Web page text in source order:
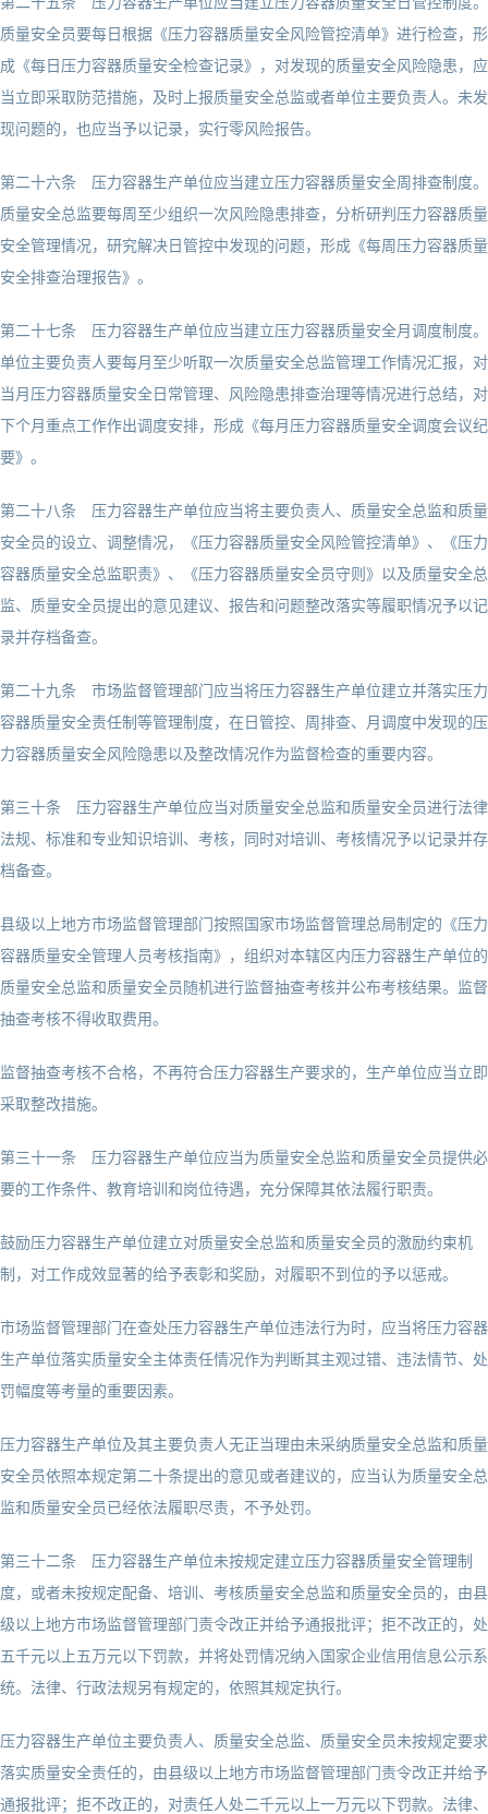
质量安全员要每日根据《压力容器质量安全风险管控清单》进行检查，形
成《每日压力容器质量安全检查记录》，对发现的质量安全风险隐患，应
当立即采取防范措施，及时上报质量安全总监或者单位主要负责人。未发
现问题的，也应当予以记录，实行零风险报告。
第二十六条 压力容器生产单位应当建立压力容器质量安全周排查制度。
质量安全总监要每周至少组织一次风险隐患排查，分析研判压力容器质量
安全管理情况，研究解决日管控中发现的问题，形成《每周压力容器质量
安全排查治理报告》。
第二十七条 压力容器生产单位应当建立压力容器质量安全月调度制度。
单位主要负责人要每月至少听取一次质量安全总监管理工作情况汇报，对
当月压力容器质量安全日常管理、风险隐患排查治理等情况进行总结，对
下个月重点工作作出调度安排，形成《每月压力容器质量安全调度会议纪
要》。
第二十八条 压力容器生产单位应当将主要负责人、质量安全总监和质量
安全员的设立、调整情况，《压力容器质量安全风险管控清单》、《压力
容器质量安全总监职责》、《压力容器质量安全员守则》以及质量安全总
监、质量安全员提出的意见建议、报告和问题整改落实等履职情况予以记
录并存档备查。
第二十九条 市场监督管理部门应当将压力容器生产单位建立并落实压力
容器质量安全责任制等管理制度，在日管控、周排查、月调度中发现的压
力容器质量安全风险隐患以及整改情况作为监督检查的重要内容。
第三十条 压力容器生产单位应当对质量安全总监和质量安全员进行法律
法规、标准和专业知识培训、考核，同时对培训、考核情况予以记录并存
档备查。
县级以上地方市场监督管理部门按照国家市场监督管理总局制定的《压力
容器质量安全管理人员考核指南》，组织对本辖区内压力容器生产单位的
质量安全总监和质量安全员随机进行监督抽查考核并公布考核结果。监督
抽查考核不得收取费用。
监督抽查考核不合格，不再符合压力容器生产要求的，生产单位应当立即
采取整改措施。
第三十一条 压力容器生产单位应当为质量安全总监和质量安全员提供必
要的工作条件、教育培训和岗位待遇，充分保障其依法履行职责。
鼓励压力容器生产单位建立对质量安全总监和质量安全员的激励约束机
制，对工作成效显著的给予表彰和奖励，对履职不到位的予以惩戒。
市场监督管理部门在查处压力容器生产单位违法行为时，应当将压力容器
生产单位落实质量安全主体责任情况作为判断其主观过错、违法情节、处
罚幅度等考量的重要因素。
压力容器生产单位及其主要负责人无正当理由未采纳质量安全总监和质量
安全员依照本规定第二十条提出的意见或者建议的，应当认为质量安全总
监和质量安全员已经依法履职尽责，不予处罚。
第三十二条 压力容器生产单位未按规定建立压力容器质量安全管理制
度，或者未按规定配备、培训、考核质量安全总监和质量安全员的，由县
级以上地方市场监督管理部门责令改正并给予通报批评；拒不改正的，处
五千元以上五万元以下罚款，并将处罚情况纳入国家企业信用信息公示系
统。法律、行政法规另有规定的，依照其规定执行。
压力容器生产单位主要负责人、质量安全总监、质量安全员未按规定要求
落实质量安全责任的，由县级以上地方市场监督管理部门责令改正并给予
通报批评；拒不改正的，对责任人处二千元以上一万元以下罚款。法律、